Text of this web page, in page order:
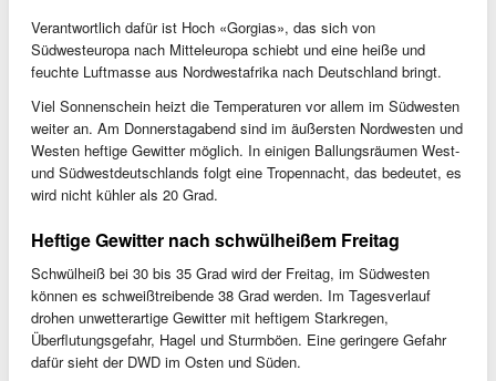
Verantwortlich dafür ist Hoch «Gorgias», das sich von
Südwesteuropa nach Mitteleuropa schiebt und eine heiße und
feuchte Luftmasse aus Nordwestafrika nach Deutschland bringt.
Viel Sonnenschein heizt die Temperaturen vor allem im Südwesten
weiter an. Am Donnerstagabend sind im äußersten Nordwesten und
Westen heftige Gewitter möglich. In einigen Ballungsräumen West-
und Südwestdeutschlands folgt eine Tropennacht, das bedeutet, es
wird nicht kühler als 20 Grad.
Heftige Gewitter nach schwülheißem Freitag
Schwülheiß bei 30 bis 35 Grad wird der Freitag, im Südwesten
können es schweißtreibende 38 Grad werden. Im Tagesverlauf
drohen unwetterartige Gewitter mit heftigem Starkregen,
Überflutungsgefahr, Hagel und Sturmböen. Eine geringere Gefahr
dafür sieht der DWD im Osten und Süden.